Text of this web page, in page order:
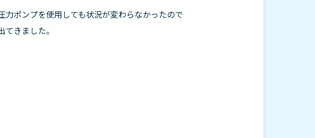
ポンプを使用しても状況が変わらなかったので
きました。